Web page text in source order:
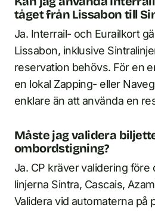
tåget från Lissabon till
Ja. Interrail- och Eurailkort
Lissabon, inklusive
reservation behövs. För en
en lokal Zapping- eller
enklare än att använda en
Måste jag validera
ombordstigning?
Ja. CP kräver validering före
linjerna Sintra, Cascais,
Validera vid automaterna på